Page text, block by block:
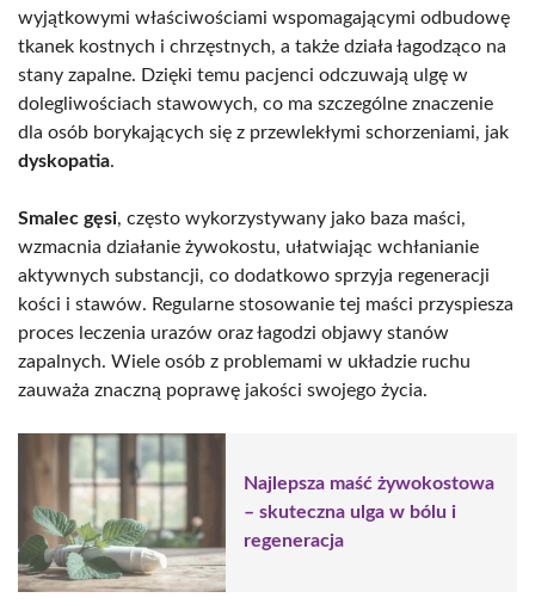
wyjątkowymi właściwościami wspomagającymi odbudowę
tkanek kostnych i chrzęstnych, a także działa łagodząco na
stany zapalne. Dzięki temu pacjenci odczuwają ulgę w
dolegliwościach stawowych, co ma szczególne znaczenie
dla osób borykających się z przewlekłymi schorzeniami, jak
dyskopatia.
Smalec gęsi, często wykorzystywany jako baza maści,
wzmacnia działanie żywokostu, ułatwiając wchłanianie
aktywnych substancji, co dodatkowo sprzyja regeneracji
kości i stawów. Regularne stosowanie tej maści przyspiesza
proces leczenia urazów oraz łagodzi objawy stanów
zapalnych. Wiele osób z problemami w układzie ruchu
zauważa znaczną poprawę jakości swojego życia.
Najlepsza maść żywokostowa
– skuteczna ulga w bólu i
regeneracja